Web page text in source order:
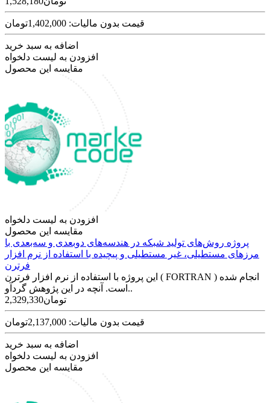
قیمت بدون مالیات: 1,402,000تومان
اضافه به سبد خرید
افزودن به لیست دلخواه
مقایسه این محصول
افزودن به لیست دلخواه
مقایسه این محصول
پروژه روش‌های تولید شبکه در هندسه‌های دوبعدی و سه‌بعدی با
مرز‌های مستطیلی، غیر مستطیلی و پیچیده با استفاده از نرم افزار
فرترن
این پروژه با استفاده از نرم افزار فرترن ( FORTRAN ) انجام شده
است. آنچه در این پژوهش گردآو..
2,329,330تومان
قیمت بدون مالیات: 2,137,000تومان
اضافه به سبد خرید
افزودن به لیست دلخواه
مقایسه این محصول